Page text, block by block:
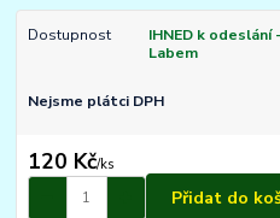
Dostupnost
IHNED k
Labem
Nejsme plátci DPH
120 Kč/ks
Přidat do